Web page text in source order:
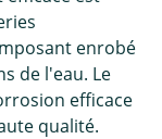
enrobé
de l'eau. Le
efficace
qualité.